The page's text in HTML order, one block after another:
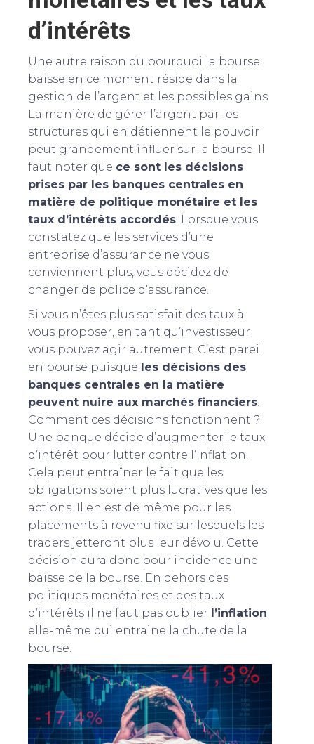
d’intérêts
Une autre raison du pourquoi la bourse
baisse en ce moment réside dans la
gestion de l’argent et les possibles gains.
La manière de gérer l’argent par les
structures qui en détiennent le pouvoir
peut grandement influer sur la bourse. Il
faut noter que ce sont les décisions
prises par les banques centrales en
matière de politique monétaire et les
taux d’intérêts accordés. Lorsque vous
constatez que les services d’une
entreprise d’assurance ne vous
conviennent plus, vous décidez de
changer de police d’assurance.
Si vous n’êtes plus satisfait des taux à
vous proposer, en tant qu’investisseur
vous pouvez agir autrement. C’est pareil
en bourse puisque les décisions des
banques centrales en la matière
peuvent nuire aux marchés financiers.
Comment ces décisions fonctionnent ?
Une banque décide d’augmenter le taux
d’intérêt pour lutter contre l’inflation.
Cela peut entraîner le fait que les
obligations soient plus lucratives que les
actions. Il en est de même pour les
placements à revenu fixe sur lesquels les
traders jetteront plus leur dévolu. Cette
décision aura donc pour incidence une
baisse de la bourse. En dehors des
politiques monétaires et des taux
d’intérêts il ne faut pas oublier l’inflation
elle-même qui entraine la chute de la
bourse.